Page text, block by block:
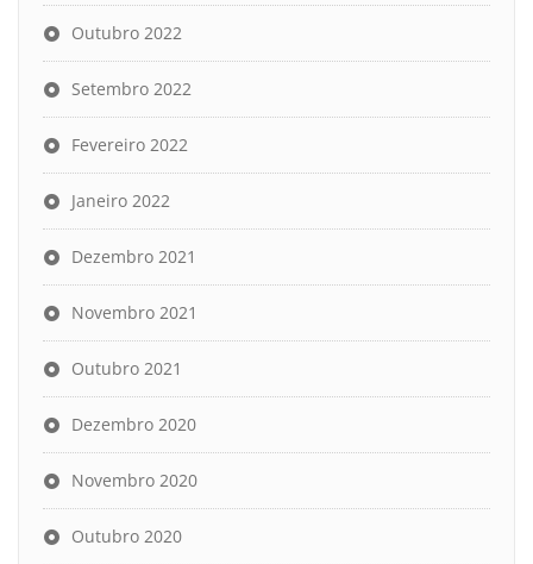
Outubro 2022
Setembro 2022
Fevereiro 2022
Janeiro 2022
Dezembro 2021
Novembro 2021
Outubro 2021
Dezembro 2020
Novembro 2020
Outubro 2020